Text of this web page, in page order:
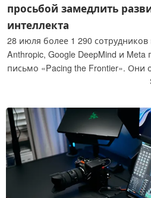
просьбой замедлить
интеллекта
28 июля более 1 290
Anthropic, Google DeepMind и
письмо «Pacing the Frontier». Они
правительству США с просьбой
поддающийся проверке
искусственного интеллекта.
генеральный директор Anthropic
научный сотрудник OpenAI Якуб